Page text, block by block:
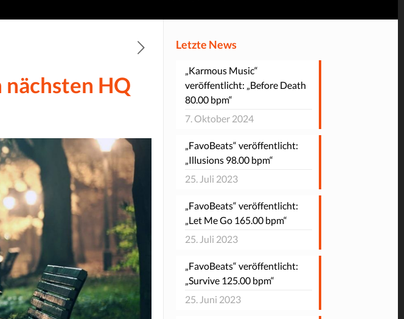
HQ
Letzte News
„Karmous Music“
veröffentlicht: „Before Death
80.00 bpm“
7. Oktober 2024
„FavoBeats“ veröffentlicht:
„Illusions 98.00 bpm“
25. Juli 2023
„FavoBeats“ veröffentlicht:
„Let Me Go 165.00 bpm“
25. Juli 2023
„FavoBeats“ veröffentlicht:
„Survive 125.00 bpm“
25. Juni 2023